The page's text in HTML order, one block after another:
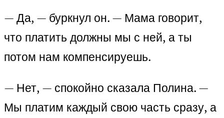
— Да, — буркнул он. — Мама говорит,
что платить должны мы с ней, а ты
потом нам компенсируешь.
— Нет, — спокойно сказала Полина. —
Мы платим каждый свою часть сразу, а